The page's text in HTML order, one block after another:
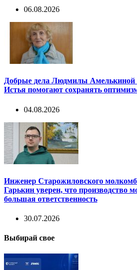
06.08.2026
Добрые дела Людмилы Амелькиной
Истья помогают сохранять
04.08.2026
Инженер Старожиловского
Гарькин уверен, что производство
большая ответственность
30.07.2026
Выбирай свое